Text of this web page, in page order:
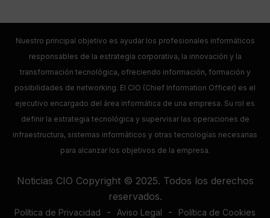
Nuestro principal objetivo es ayudar los profesionales informáticos
responsables de la estrategia corporativa, la innovación y la
transformación tecnológica, ofreciendo información, formación y
posibilidades de networking. El CIO (Chief Information Officer) es el
ejecutivo encargado del área informática de una empresa. Su rol es
definir la estrategia tecnológica y supervisar las operaciones de
infraestructura, sistemas informáticos y otras tecnologías necesarias
para alcanzar los objetivos de la empresa.
Noticias CIO Copyright © 2025. Todos los derechos
reservados.
Política de Privacidad - Aviso Legal - Política de Cookies